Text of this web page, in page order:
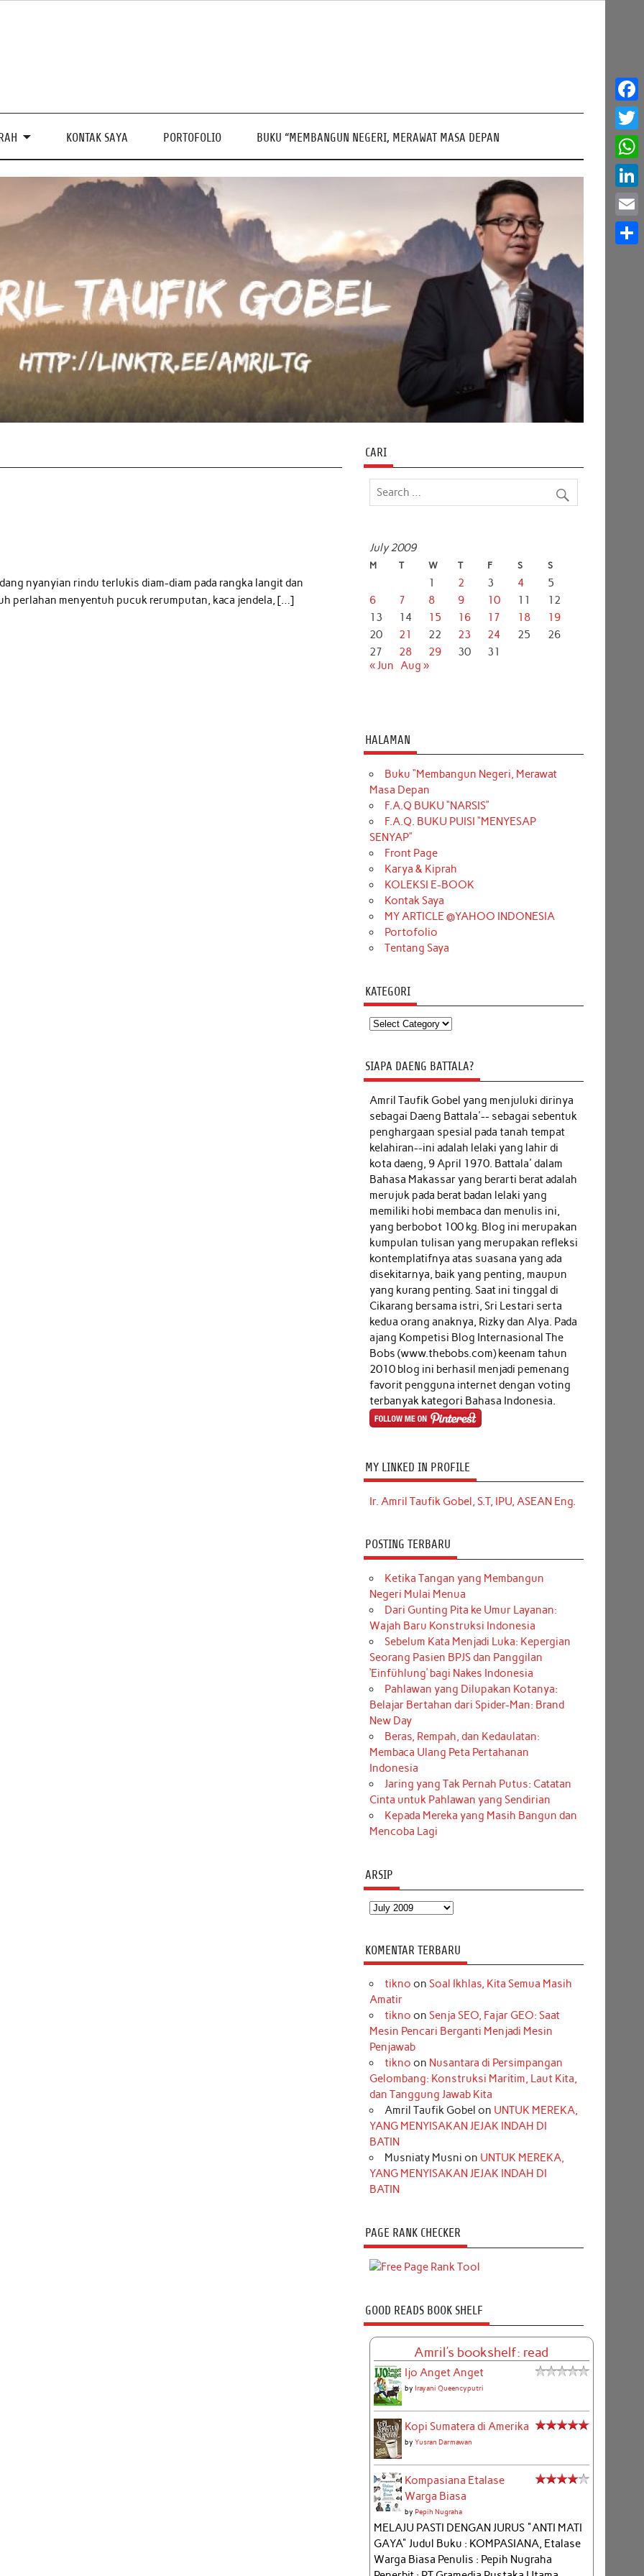
KONTAK SAYA PORTOFOLIO BUKU “MEMBANGUN NEGERI, MERAWAT MASA DEPAN
nyanyian rindu terlukis diam-diam pada rangka langit dan
perlahan menyentuh pucuk rerumputan, kaca jendela, […]
CARI
July 2009
M T W T F S S
1 2 3 4
5
6
7 8 9 10 11
12
13
14 15 16 17 18
19
20
21 22 23 24 25
26
27
28 29 30
31
« Jun Aug »
HALAMAN
Buku “Membangun Negeri, Merawat
Masa Depan
F.A.Q BUKU “NARSIS”
F.A.Q. BUKU PUISI “MENYESAP
SENYAP”
Front Page
Karya & Kiprah
KOLEKSI E-BOOK
Kontak Saya
MY ARTICLE @YAHOO INDONESIA
Portofolio
Tentang Saya
KATEGORI
Kategori
SIAPA DAENG BATTALA?
Amril Taufik Gobel yang menjuluki dirinya
sebagai Daeng Battala'-- sebagai sebentuk
penghargaan spesial pada tanah tempat
kelahiran--ini adalah lelaki yang lahir di
kota daeng, 9 April 1970. Battala' dalam
Bahasa Makassar yang berarti berat adalah
merujuk pada berat badan lelaki yang
memiliki hobi membaca dan menulis ini,
yang berbobot 100 kg. Blog ini merupakan
kumpulan tulisan yang merupakan refleksi
kontemplatifnya atas suasana yang ada
disekitarnya, baik yang penting, maupun
yang kurang penting. Saat ini tinggal di
Cikarang bersama istri, Sri Lestari serta
kedua orang anaknya, Rizky dan Alya. Pada
ajang Kompetisi Blog Internasional The
Bobs (www.thebobs.com) keenam tahun
2010 blog ini berhasil menjadi pemenang
favorit pengguna internet dengan voting
terbanyak kategori Bahasa Indonesia.
MY LINKED IN PROFILE
Ir. Amril Taufik Gobel, S.T, IPU, ASEAN Eng.
POSTING TERBARU
Ketika Tangan yang Membangun
Negeri Mulai Menua
Dari Gunting Pita ke Umur Layanan:
Wajah Baru Konstruksi Indonesia
Sebelum Kata Menjadi Luka: Kepergian
Seorang Pasien BPJS dan Panggilan
‘Einfühlung’ bagi Nakes Indonesia
Pahlawan yang Dilupakan Kotanya:
Belajar Bertahan dari Spider-Man: Brand
New Day
Beras, Rempah, dan Kedaulatan:
Membaca Ulang Peta Pertahanan
Indonesia
Jaring yang Tak Pernah Putus: Catatan
Cinta untuk Pahlawan yang Sendirian
Kepada Mereka yang Masih Bangun dan
Mencoba Lagi
ARSIP
Arsip
KOMENTAR TERBARU
tikno on Soal Ikhlas, Kita Semua Masih
Amatir
tikno on Senja SEO, Fajar GEO: Saat
Mesin Pencari Berganti Menjadi Mesin
Penjawab
tikno on Nusantara di Persimpangan
Gelombang: Konstruksi Maritim, Laut Kita,
dan Tanggung Jawab Kita
Amril Taufik Gobel on UNTUK MEREKA,
YANG MENYISAKAN JEJAK INDAH DI
BATIN
Musniaty Musni on UNTUK MEREKA,
YANG MENYISAKAN JEJAK INDAH DI
BATIN
PAGE RANK CHECKER
GOOD READS BOOK SHELF
Amril's bookshelf: read
Ijo Anget Anget
by Irayani Queencyputri
Kopi Sumatera di Amerika
by Yusran Darmawan
Kompasiana Etalase
Warga Biasa
by Pepih Nugraha
MELAJU PASTI DENGAN JURUS "ANTI MATI
GAYA" Judul Buku : KOMPASIANA, Etalase
Warga Biasa Penulis : Pepih Nugraha
Email